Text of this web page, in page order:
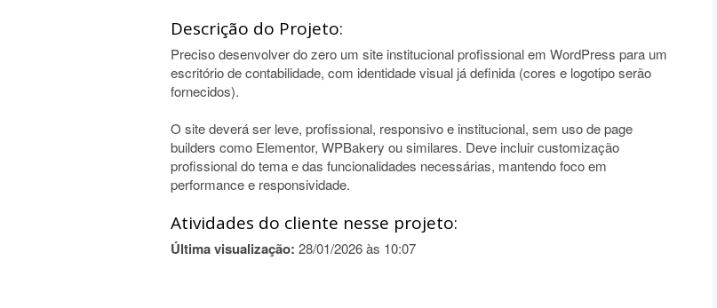
Descrição do Projeto:
Preciso desenvolver do zero um site institucional profissional em WordPress para um
escritório de contabilidade, com identidade visual já definida (cores e logotipo serão
fornecidos).
O site deverá ser leve, profissional, responsivo e institucional, sem uso de page
builders como Elementor, WPBakery ou similares. Deve incluir customização
profissional do tema e das funcionalidades necessárias, mantendo foco em
performance e responsividade.
Atividades do cliente nesse projeto:
Última visualização: 28/01/2026 às 10:07